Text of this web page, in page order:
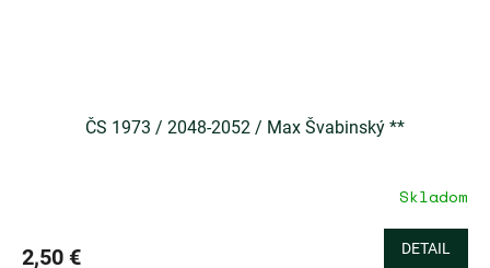
ČS 1973 / 2048-2052 / Max Švabinský **
Skladom
2,50 € DETAIL